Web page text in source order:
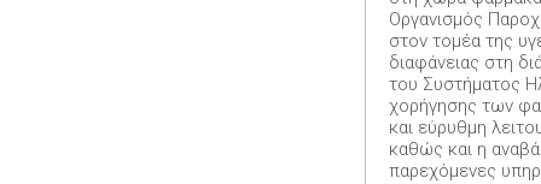
Οργανισμός
στον τομέα της
διαφάνειας στη
του Συστήματος
χορήγησης των
και εύρυθμη
καθώς και η
παρεχόμενες